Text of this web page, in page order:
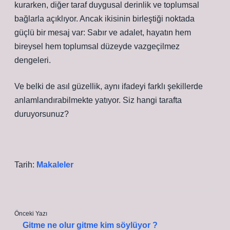
kurarken, diğer taraf duygusal derinlik ve toplumsal
bağlarla açıklıyor. Ancak ikisinin birleştiği noktada
güçlü bir mesaj var: Sabır ve adalet, hayatın hem
bireysel hem toplumsal düzeyde vazgeçilmez
dengeleri.
Ve belki de asıl güzellik, aynı ifadeyi farklı şekillerde
anlamlandırabilmekte yatıyor. Siz hangi tarafta
duruyorsunuz?
Tarih: Makaleler
Önceki Yazı
Gitme ne olur gitme kim söylüyor ?